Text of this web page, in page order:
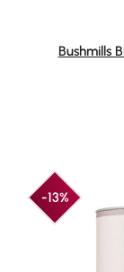
Bushmills
-13%